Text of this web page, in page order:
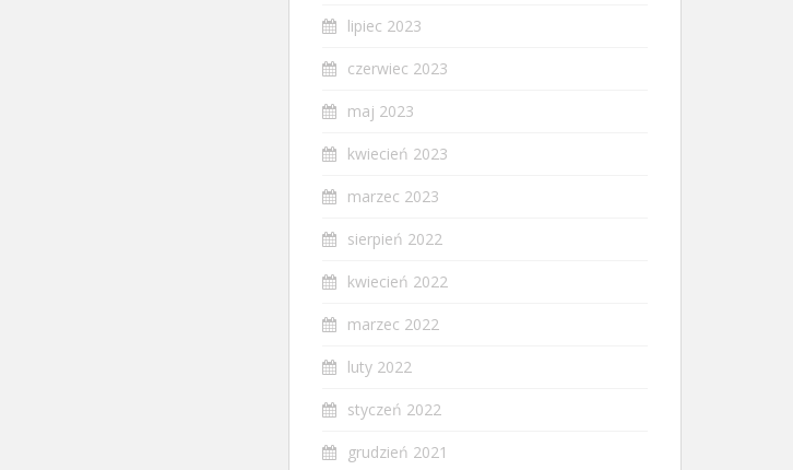
lipiec 2023
czerwiec 2023
maj 2023
kwiecień 2023
marzec 2023
sierpień 2022
kwiecień 2022
marzec 2022
luty 2022
styczeń 2022
grudzień 2021